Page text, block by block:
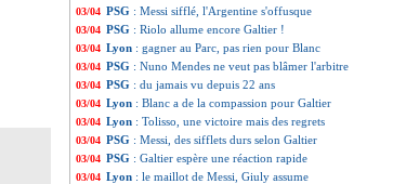
03/04 PSG : Messi sifflé, l'Argentine s'offusque
03/04 PSG : Riolo allume encore Galtier !
03/04 Lyon : gagner au Parc, pas rien pour Blanc
03/04 PSG : Nuno Mendes ne veut pas blâmer l'arbitre
03/04 PSG : du jamais vu depuis 22 ans
03/04 Lyon : Blanc a de la compassion pour Galtier
03/04 Lyon : Tolisso, une victoire mais des regrets
03/04 PSG : Messi, des sifflets durs selon Galtier
03/04 PSG : Galtier espère une réaction rapide
03/04 Lyon : le maillot de Messi, Giuly assume